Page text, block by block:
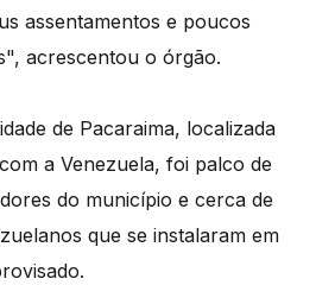
assentamentos e poucos
acrescentou o órgão.
de Pacaraima, localizada
a Venezuela, foi palco de
do município e cerca de
que se instalaram em